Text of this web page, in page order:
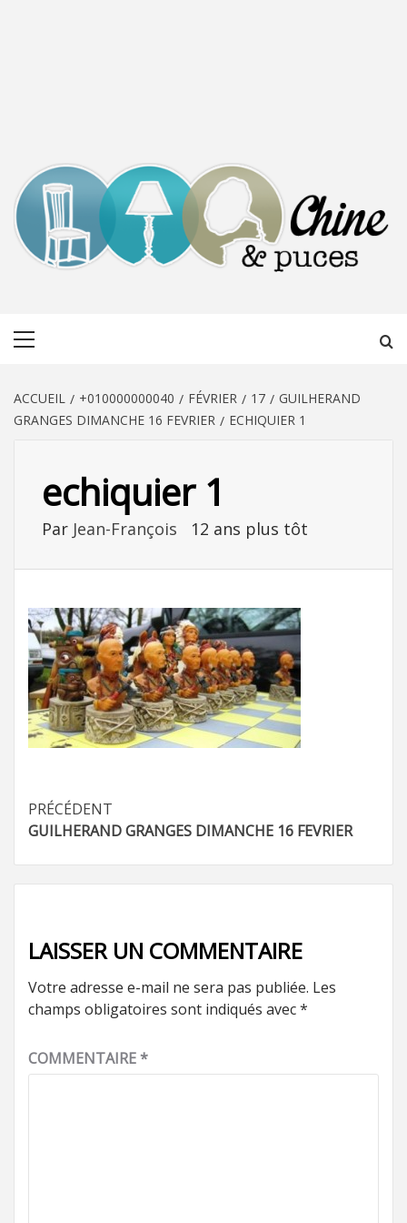
ACCUEIL +010000000040 FÉVRIER 17
GUILHERAND
GRANGES DIMANCHE 16 FEVRIER
ECHIQUIER 1
echiquier 1
Par Jean-François 12 ans plus tôt
Navigation
d’article
PRÉCÉDENT
GUILHERAND GRANGES DIMANCHE 16 FEVRIER
LAISSER UN COMMENTAIRE
Votre adresse e-mail ne sera pas publiée. Les
champs obligatoires sont indiqués avec*
COMMENTAIRE*